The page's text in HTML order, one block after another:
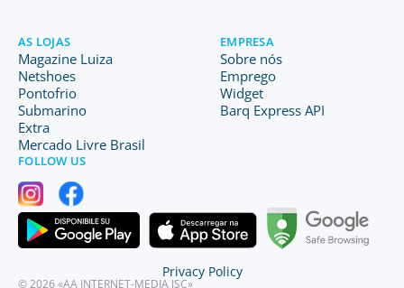
AS LOJAS
Magazine Luiza
Netshoes
Pontofrio
Submarino
Extra
Mercado Livre Brasil
EMPRESA
Sobre nós
Emprego
Widget
Barq Express API
FOLLOW US
© 2026 «AA INTERNET-MEDIA JSC»
Privacy Policy